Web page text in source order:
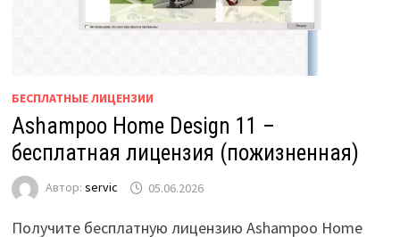
БЕСПЛАТНЫЕ ЛИЦЕНЗИИ
Ashampoo Home Design 11 –
бесплатная лицензия (пожизненная)
Автор: servic 05.06.2026
Получите бесплатную лицензию Ashampoo Home